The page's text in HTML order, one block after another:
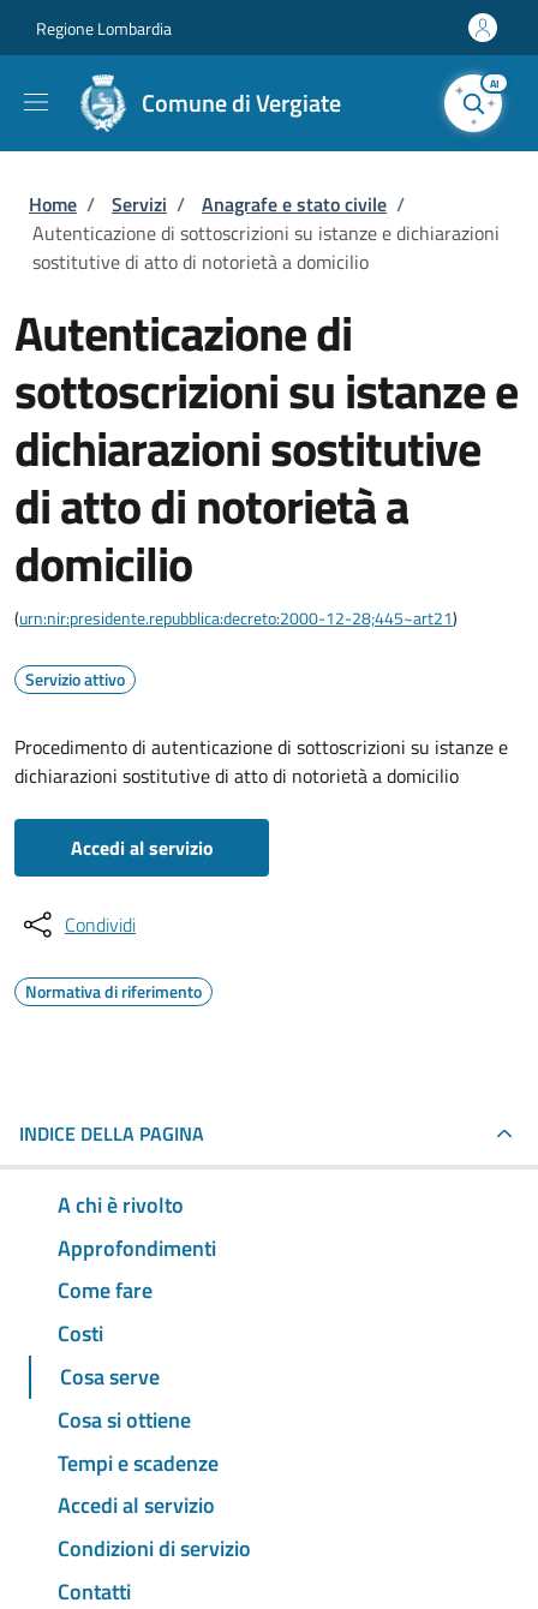
Regione Lombardia
Comune di Vergiate
AI
Briciole di pane
Home / Servizi / Anagrafe e stato civile /
Autenticazione di sottoscrizioni su istanze e dichiarazioni
sostitutive di atto di notorietà a domicilio
Autenticazione di
sottoscrizioni su istanze e
dichiarazioni sostitutive
di atto di notorietà a
domicilio
(urn:nir:presidente.repubblica:decreto:2000-12-28;445~art21)
Servizio attivo
Procedimento di autenticazione di sottoscrizioni su istanze e
dichiarazioni sostitutive di atto di notorietà a domicilio
Accedi al servizio
Condividi
Normativa di riferimento
INDICE DELLA PAGINA
A chi è rivolto
Approfondimenti
Come fare
Costi
Cosa serve
Cosa si ottiene
Tempi e scadenze
Accedi al servizio
Condizioni di servizio
Contatti